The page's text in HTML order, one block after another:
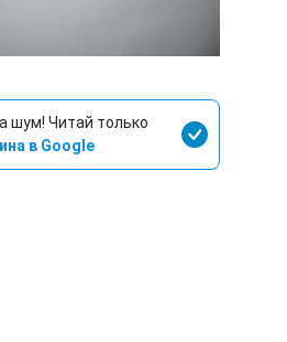
шум! Читай только
в Google